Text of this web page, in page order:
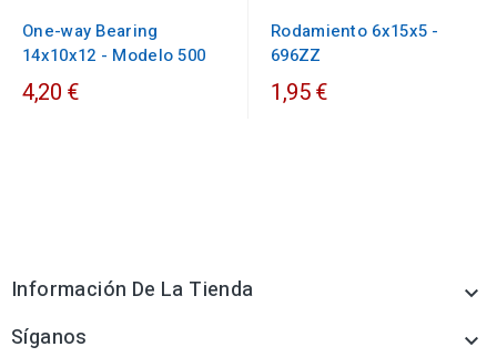
One-way Bearing
14x10x12 - Modelo 500
4,20 €
Rodamiento 6x15x5 -
696ZZ
1,95 €
Información De La Tienda 
Síganos 